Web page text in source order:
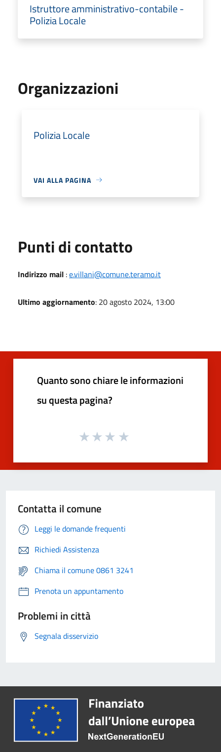
Istruttore amministrativo-contabile -
Polizia Locale
Organizzazioni
Polizia Locale
VAI ALLA PAGINA
Punti di contatto
Indirizzo mail :e.villani@comune.teramo.it
Ultimo aggiornamento: 20 agosto 2024, 13:00
Quanto sono chiare le informazioni
su questa pagina?
Contatta il comune
Leggi le domande frequenti
Richiedi Assistenza
Chiama il comune 0861 3241
Prenota un appuntamento
Problemi in città
Segnala disservizio